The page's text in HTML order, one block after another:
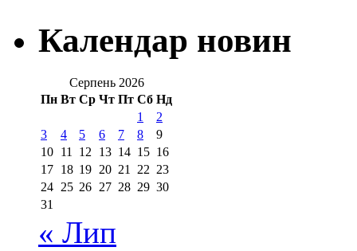
Календар новин
Серпень 2026
Пн Вт Ср Чт Пт Сб Нд
1
2
3
4 5 6 7 8
9
10 11 12 13 14 15 16
17 18 19 20 21 22 23
24 25 26 27 28 29 30
31
« Лип